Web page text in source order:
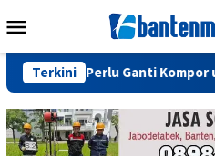
to
Menu
Terkini
Tidak Perlu Ganti Kompor untuk